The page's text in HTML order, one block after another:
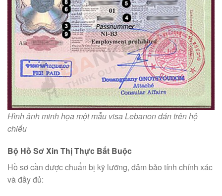
Hình ảnh minh họa một mẫu visa Lebanon dán trên hộ
chiếu
Bộ Hồ Sơ Xin Thị Thực Bắt Buộc
Hồ sơ cần được chuẩn bị kỹ lưỡng, đảm bảo tính chính xác
và đầy đủ: